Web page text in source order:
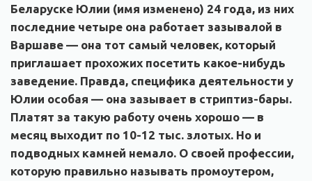
Беларуске Юлии (имя изменено) 24 года, из них
последние четыре она работает зазывалой в
Варшаве — она тот самый человек, который
приглашает прохожих посетить какое-нибудь
заведение. Правда, специфика деятельности у
Юлии особая — она зазывает в стриптиз-бары.
Платят за такую работу очень хорошо — в
месяц выходит по 10-12 тыс. злотых. Но и
подводных камней немало. О своей профессии,
которую правильно называть промоутером,